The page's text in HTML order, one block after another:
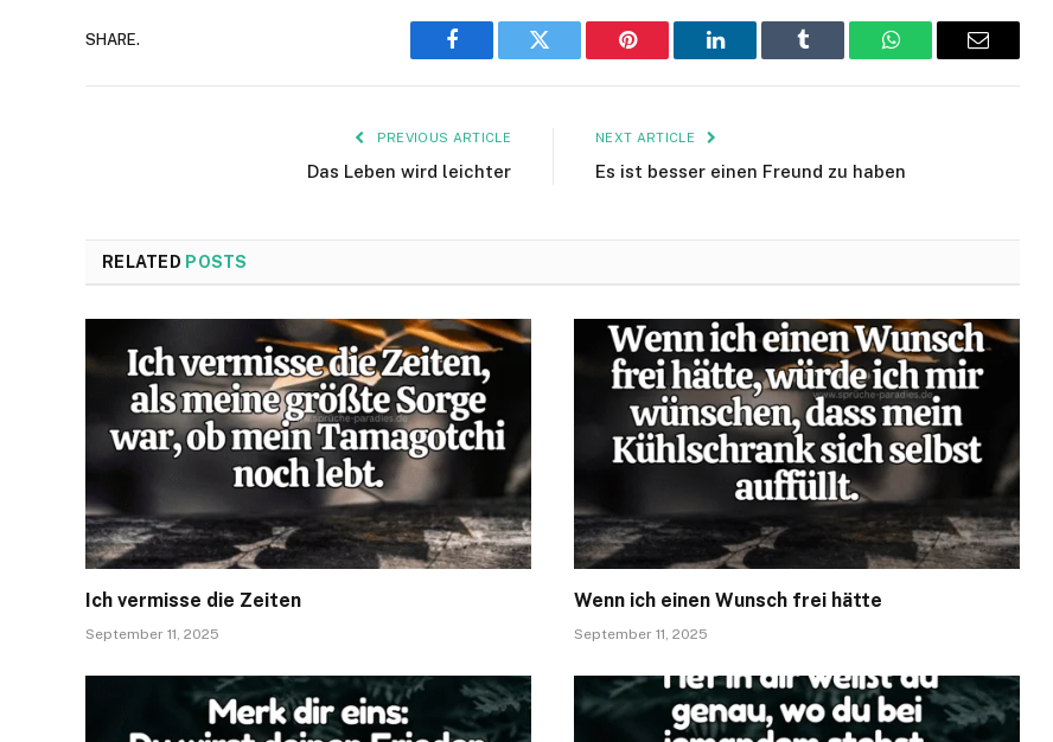
SHARE.
Facebook Twitter Pinterest LinkedIn Tumblr WhatsAppEmail
PREVIOUS ARTICLE
Das Leben wird leichter
NEXT ARTICLE
Es ist besser einen Freund zu haben
RELATED POSTS
Ich vermisse die Zeiten
September 11, 2025
Wenn ich einen Wunsch frei hätte
September 11, 2025